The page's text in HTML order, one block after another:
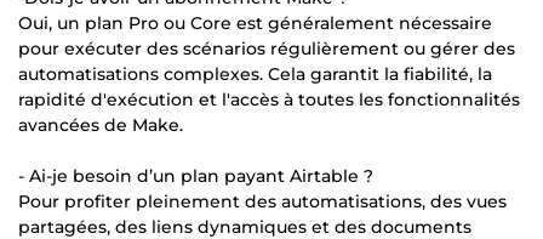
Oui, un plan Pro ou Core est généralement nécessaire
pour exécuter des scénarios régulièrement ou gérer des
automatisations complexes. Cela garantit la fiabilité, la
rapidité d'exécution et l'accès à toutes les fonctionnalités
avancées de Make.
- Ai-je besoin d’un plan payant Airtable ?
Pour profiter pleinement des automatisations, des vues
partagées, des liens dynamiques et des documents